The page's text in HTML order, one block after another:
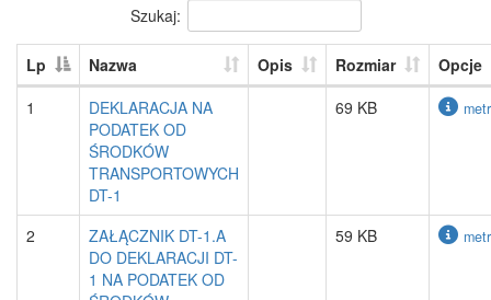
Szukaj:
Lp Nazwa Opis Rozmiar
Opcje
1
DEKLARACJA NA
PODATEK OD
ŚRODKÓW
TRANSPORTOWYCH
DT-1
69 KB
2
ZAŁĄCZNIK DT-1.A
DO DEKLARACJI DT-
1 NA PODATEK OD
59 KB